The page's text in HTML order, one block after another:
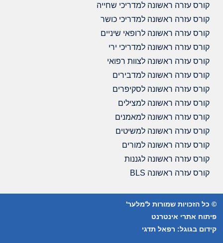
קורס עזרה ראשונה למדריכי שחייה
קורס עזרה ראשונה למדריכי כושר
קורס עזרה ראשונה לרופאי שיניים
קורס עזרה ראשונה למדריכי ירי
קורס עזרה ראשונה לצוות רפואי
קורס עזרה ראשונה למדבירים
קורס עזרה ראשונה לסקיפרים
קורס עזרה ראשונה למצילים
קורס עזרה ראשונה למאמנים
קורס עזרה ראשונה למשיטים
קורס עזרה ראשונה למורים
קורס עזרה ראשונה לגננות
קורס עזרה ראשונה BLS
© כל הזכויות שמורות ל'מלער'
פיתוח אתרי אינטרנט
קידום בגוגל: רפאל תדגי